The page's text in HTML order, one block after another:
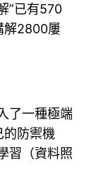
”已有570
解2800屢
了一種極端
的防禦機
習（資料照